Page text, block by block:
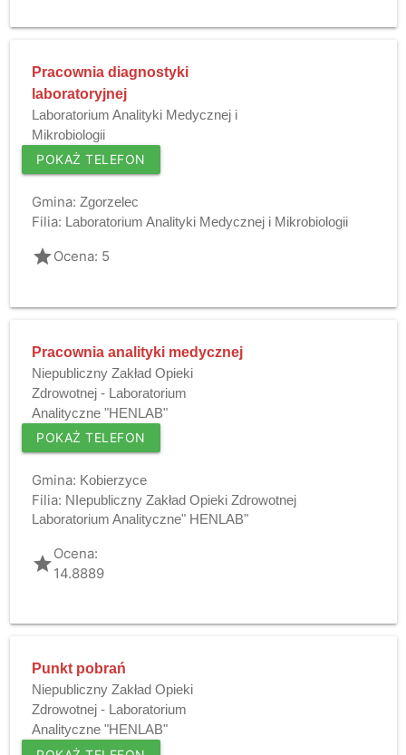
Pracownia diagnostyki
laboratoryjnej
Laboratorium Analityki Medycznej i
Mikrobiologii
POKAŻ TELEFON
Gmina: Zgorzelec
Filia: Laboratorium Analityki Medycznej i Mikrobiologii
gradeOcena: 5
Pracownia analityki medycznej
Niepubliczny Zakład Opieki
Zdrowotnej - Laboratorium
Analityczne "HENLAB"
POKAŻ TELEFON
Gmina: Kobierzyce
Filia: NIepubliczny Zakład Opieki Zdrowotnej
Laboratorium Analityczne" HENLAB"
gradeOcena:
14.8889
Punkt pobrań
Niepubliczny Zakład Opieki
Zdrowotnej - Laboratorium
Analityczne "HENLAB"